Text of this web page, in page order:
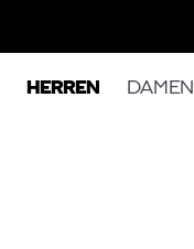
HERREN DAMEN